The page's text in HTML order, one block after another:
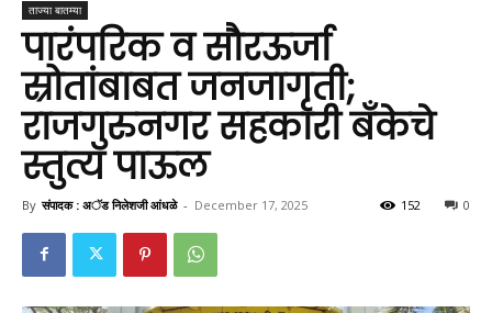
ताज्या बातम्या
पारंपरिक व सौरऊर्जा
स्रोतांबाबत जनजागृती;
राजगुरुनगर सहकारी बँकेचे
स्तुत्य पाऊल
By संपादक : अॅड निलेशजी आंधळे - December 17, 2025 0
152